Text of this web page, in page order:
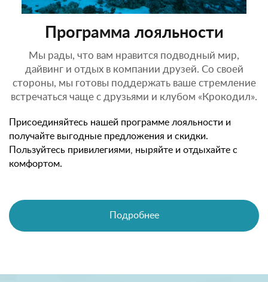
Программа лояльности
Мы рады, что вам нравится подводный мир,
дайвинг и отдых в компании друзей. Со своей
стороны, мы готовы поддержать ваше стремление
встречаться чаще с друзьями и клубом «Крокодил».
Присоединяйтесь нашей программе лояльности и
получайте выгодные предложения и скидки.
Пользуйтесь привилегиями, ныряйте и отдыхайте с
комфортом.
Подробнее